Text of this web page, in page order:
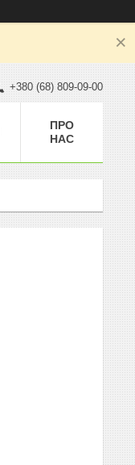
+380 (68) 809-09-00
ПРО
НАС